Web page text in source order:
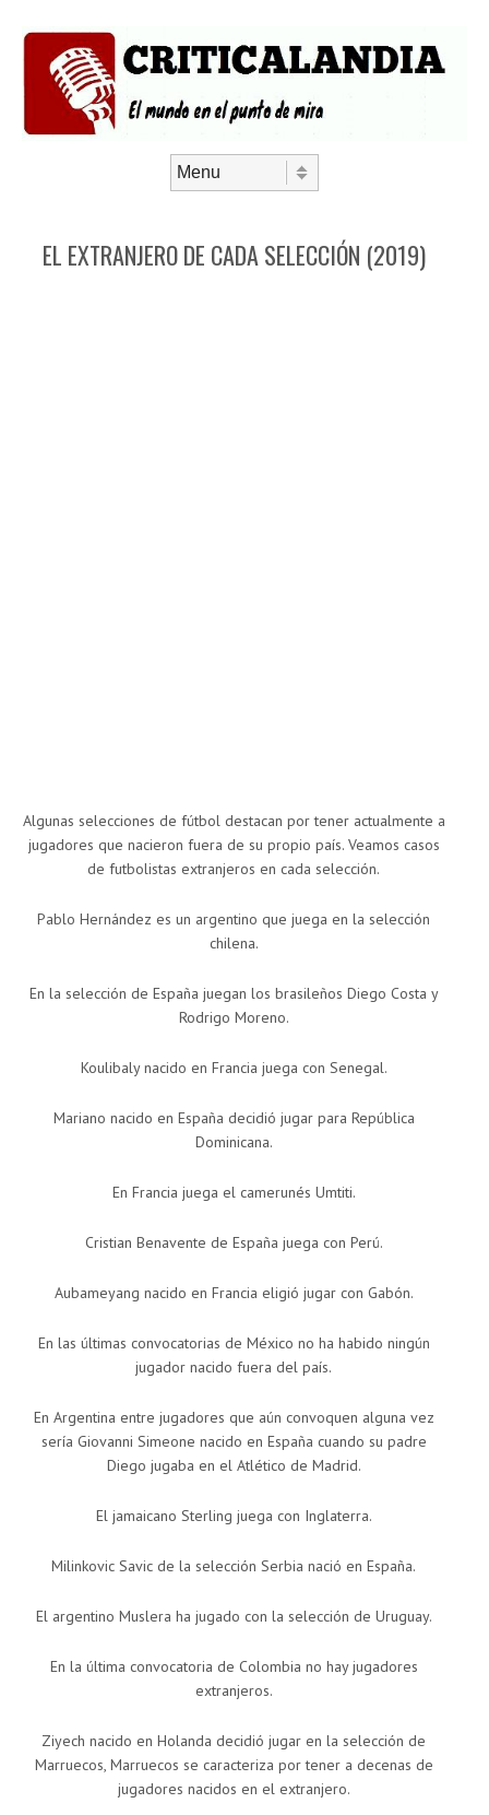
EL EXTRANJERO DE CADA SELECCIÓN (2019)
Algunas selecciones de fútbol destacan por tener actualmente a
jugadores que nacieron fuera de su propio país. Veamos casos
de futbolistas extranjeros en cada selección.
Pablo Hernández es un argentino que juega en la selección
chilena.
En la selección de España juegan los brasileños Diego Costa y
Rodrigo Moreno.
Koulibaly nacido en Francia juega con Senegal.
Mariano nacido en España decidió jugar para República
Dominicana.
En Francia juega el camerunés Umtiti.
Cristian Benavente de España juega con Perú.
Aubameyang nacido en Francia eligió jugar con Gabón.
En las últimas convocatorias de México no ha habido ningún
jugador nacido fuera del país.
En Argentina entre jugadores que aún convoquen alguna vez
sería Giovanni Simeone nacido en España cuando su padre
Diego jugaba en el Atlético de Madrid.
El jamaicano Sterling juega con Inglaterra.
Milinkovic Savic de la selección Serbia nació en España.
El argentino Muslera ha jugado con la selección de Uruguay.
En la última convocatoria de Colombia no hay jugadores
extranjeros.
Ziyech nacido en Holanda decidió jugar en la selección de
Marruecos, Marruecos se caracteriza por tener a decenas de
jugadores nacidos en el extranjero.